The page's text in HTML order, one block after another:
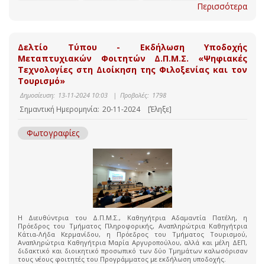
Περισσότερα
Δελτίο Τύπου - Εκδήλωση Υποδοχής
Μεταπτυχιακών Φοιτητών Δ.Π.Μ.Σ. «Ψηφιακές
Τεχνολογίες στη Διοίκηση της Φιλοξενίας και τον
Τουρισμό»
Δημοσίευση: 13-11-2024 10:03 | Προβολές: 1798
Σημαντική Ημερομηνία: 20-11-2024 [Έληξε]
Φωτογραφίες
Η Διευθύντρια του Δ.Π.Μ.Σ., Καθηγήτρια Αδαμαντία Πατέλη, η
Πρόεδρος του Τμήματος Πληροφορικής, Αναπληρώτρια Καθηγήτρια
Κάτια-Λήδα Κερμανίδου, η Πρόεδρος του Τμήματος Τουρισμού,
Αναπληρώτρια Καθηγήτρια Μαρία Αργυροπούλου, αλλά και μέλη ΔΕΠ,
διδακτικό και διοικητικό προσωπικό των δύο Τμημάτων καλωσόρισαν
τους νέους φοιτητές του Προγράμματος με εκδήλωση υποδοχής.